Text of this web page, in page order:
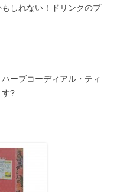
しれない！ドリンクのプ
ーブコーディアル・ティ
す?